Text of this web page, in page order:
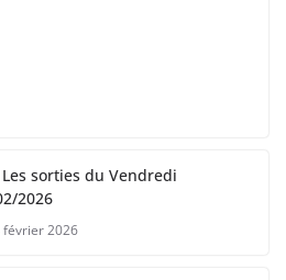
Les sorties du Vendredi
2026
février 2026